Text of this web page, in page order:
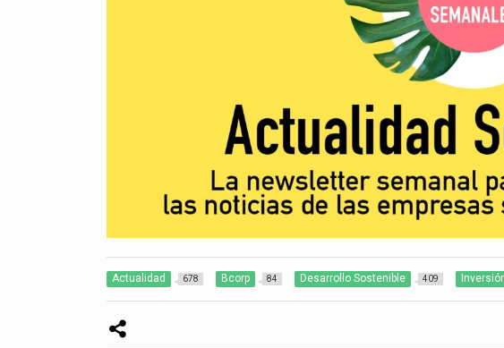
Actualidad 678 Bcorp 84 Desarrollo Sostenible 409